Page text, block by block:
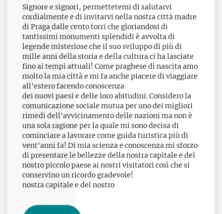
Signore e signori, permettetemi di salutarvi
cordialmente e di invitarvi nella nostra città madre
di Praga dalle cento torri che gloriandosi di
tantissimi monumenti splendidi è avvolta di
legende misteriose che il suo sviluppo di più di
mille anni della storia e della cultura ci ha lasciate
fino ai tempi attuali! Come praghese di nascita amo
molto la mia città e mi fa anche piacere di viaggiare
all'estero facendo conoscenza
dei nuovi paesi e delle loro abitudini. Considero la
comunicazione sociale mutua per uno dei migliori
rimedi dell'avvicinamento delle nazioni ma non è
una sola ragione per la quale mi sono decisa di
cominciare a lavorare come guida turistica più di
vent'anni fa! Di mia scienza e conoscenza mi sforzo
di presentare le bellezze della nostra capitale e del
nostro piccolo paese ai nostri visitatori così che si
conservino un ricordo gradevole!
nostra capitale e del nostro